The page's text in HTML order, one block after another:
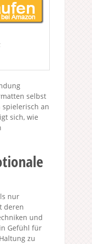
selbst
an
sich, wie
nur
deren
und
Gefühl für
zu